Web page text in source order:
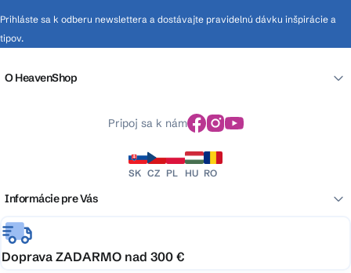
Prihláste sa k odberu newslettera a dostávajte pravidelnú dávku inšpirácie a
tipov.
O HeavenShop
Pripoj sa k nám
SK CZ PL HU RO
Informácie pre Vás
Doprava ZADARMO nad 300 €